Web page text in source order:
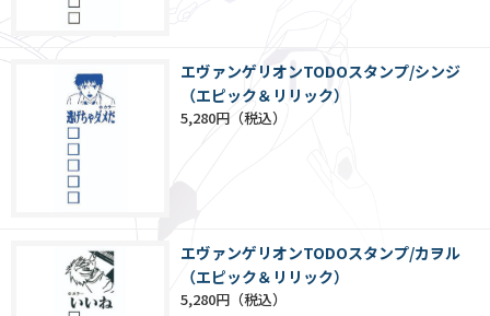
エヴァンゲリオンTODOスタンプ/シンジ
（エピック＆リリック）
5,280円
エヴァンゲリオンTODOスタンプ/カヲル
（エピック＆リリック）
5,280円